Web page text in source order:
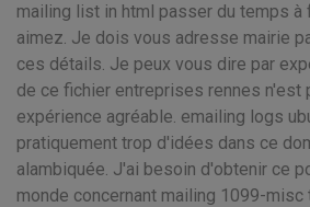
mailing list in html passer du temps à
aimez. Je dois vous adresse mairie
ces détails. Je peux vous dire par
de ce fichier entreprises rennes n'est
expérience agréable. emailing logs
pratiquement trop d'idées dans ce
alambiquée. J'ai besoin d'obtenir ce
monde concernant mailing 1099-